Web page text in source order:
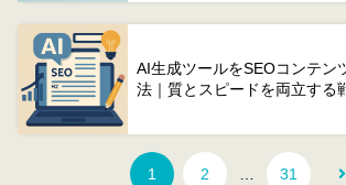
AI生成ツールをSEOコンテン
法｜質とスピードを両立する
1 2 … 31